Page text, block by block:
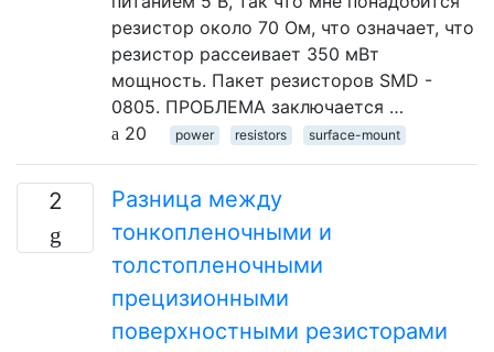
резистор около 70 Ом, что означает, что
резистор рассеивает 350 мВт
мощность. Пакет резисторов SMD -
0805. ПРОБЛЕМА заключается …
20
power resistors surface-mount
2
Разница между
тонкопленочными и
толстопленочными
прецизионными
поверхностными резисторами